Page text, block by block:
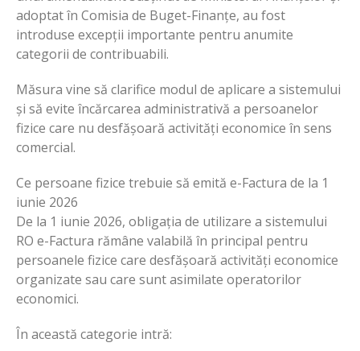
adoptat în Comisia de Buget-Finanțe, au fost
introduse excepții importante pentru anumite
categorii de contribuabili.
Măsura vine să clarifice modul de aplicare a sistemului
și să evite încărcarea administrativă a persoanelor
fizice care nu desfășoară activități economice în sens
comercial.
Ce persoane fizice trebuie să emită e-Factura de la 1
iunie 2026
De la 1 iunie 2026, obligația de utilizare a sistemului
RO e-Factura rămâne valabilă în principal pentru
persoanele fizice care desfășoară activități economice
organizate sau care sunt asimilate operatorilor
economici.
În această categorie intră: